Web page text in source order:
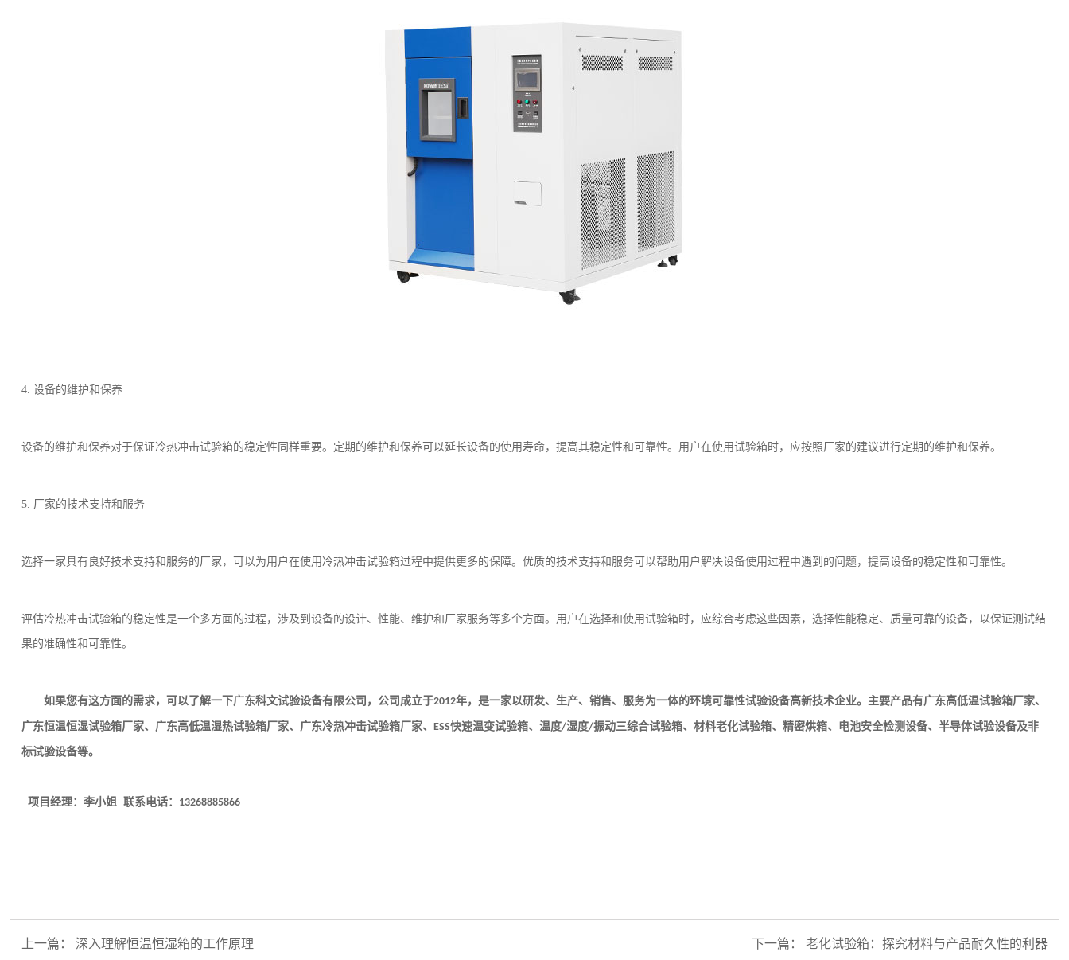
4. 设备的维护和保养
设备的维护和保养对于保证冷热冲击试验箱的稳定性同样重要。定期的维护和保养可以延长设备的使用寿命，提高其稳定性和可靠性。用户在使用试验箱时，应按照厂家的建议进行定期的维护和保养。
5. 厂家的技术支持和服务
选择一家具有良好技术支持和服务的厂家，可以为用户在使用冷热冲击试验箱过程中提供更多的保障。优质的技术支持和服务可以帮助用户解决设备使用过程中遇到的问题，提高设备的稳定性和可靠性。
评估冷热冲击试验箱的稳定性是一个多方面的过程，涉及到设备的设计、性能、维护和厂家服务等多个方面。用户在选择和使用试验箱时，应综合考虑这些因素，选择性能稳定、质量可靠的设备，以保证测试结
果的准确性和可靠性。
如果您有这方面的需求，可以了解一下广东科文试验设备有限公司 ，公司 成立于2012年，是一家以研发、生产、销售、服务为一体的环境可靠性试验设备高新技术企业。主要产品有广东高低温试验箱厂家、
广东恒温恒湿试验箱厂家、 广东高低温湿热试验箱厂家、广东冷热冲击试验箱厂家、 ESS快速温变试验箱、温度/湿度/振动三综合试验箱、材料老化试验箱、精密烘箱、电池安全检测设备、半导体试验设备及非
标试验设备等。
项目经理：李小姐 联系电话： 13268885866
上一篇： 深入理解恒温恒湿箱的工作原理 下一篇： 老化试验箱：探究材料与产品耐久性的利器